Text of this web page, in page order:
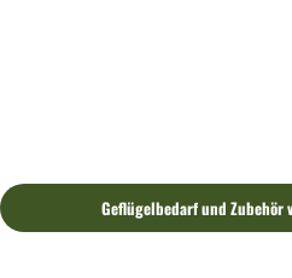
Geflügelbedarf und Zubehör